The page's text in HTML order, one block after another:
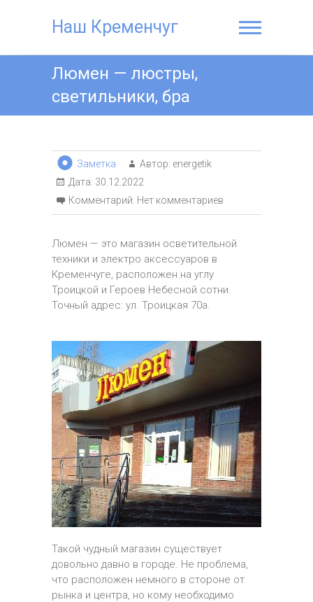
Наш Кременчуг
Люмен — люстры,
светильники, бра
Заметка Автор: energetik
Дата: 30.12.2022
Комментарий: Нет комментариев
Люмен — это магазин осветительной
техники и электро аксессуаров в
Кременчуге, расположен на углу
Троицкой и Героев Небесной сотни.
Точный адрес: ул. Троицкая 70а.
Такой чудный магазин существует
довольно давно в городе. Не проблема,
что расположен немного в стороне от
рынка и центра, но кому необходимо